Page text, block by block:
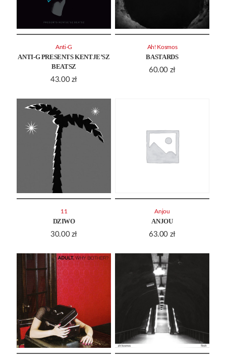
ANTI-G PRESENTS KENTJE’SZ
BEATSZ
43.00 zł
Anti-G
BASTARDS
60.00 zł
Ah! Kosmos
DZIWO
30.00 zł
11
ANJOU
63.00 zł
Anjou